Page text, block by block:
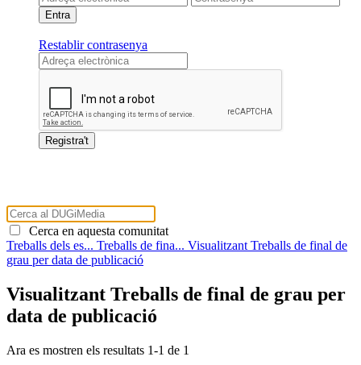
Restablir contrasenya
Cerca en aquesta comunitat
Treballs dels es... Treballs de fina... Visualitzant Treballs de final de
grau per data de publicació
Visualitzant Treballs de final de grau per
data de publicació
Ara es mostren els resultats 1-1 de 1